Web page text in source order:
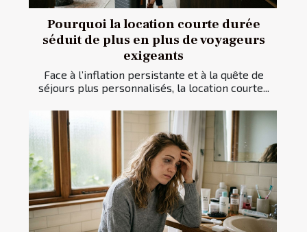
Pourquoi la location courte durée
séduit de plus en plus de voyageurs
exigeants
Face à l’inflation persistante et à la quête de
séjours plus personnalisés, la location courte...